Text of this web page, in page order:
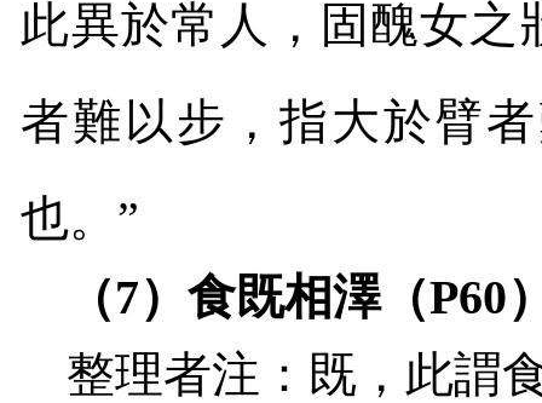
此異於常人，固醜女之
者難以步，指大於臂
也。”
（7）食既相澤（P60
整理者注：既，此謂